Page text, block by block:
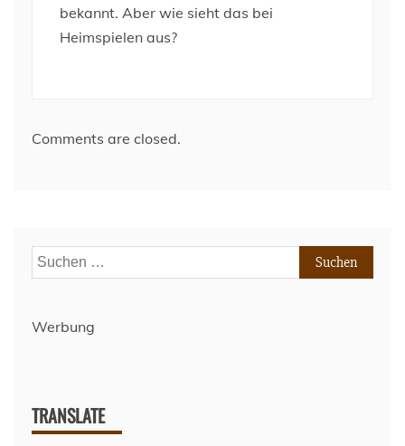
bekannt. Aber wie sieht das bei
Heimspielen aus?
Comments are closed.
Suchen
nach:
Werbung
TRANSLATE